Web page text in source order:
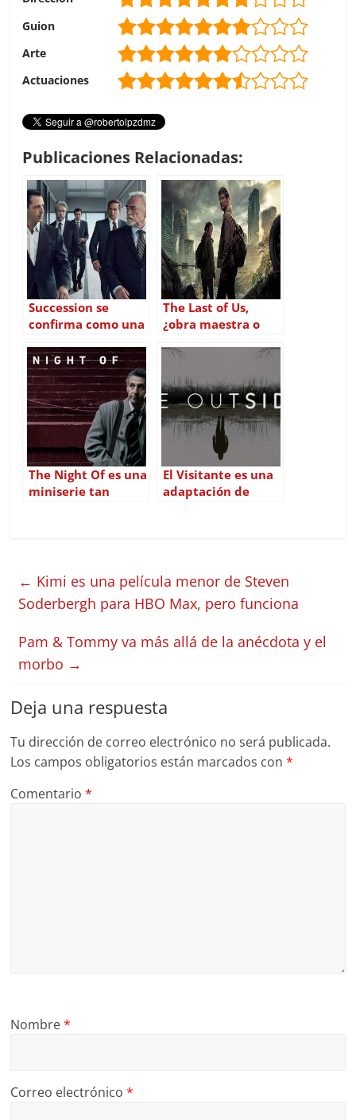
Guion
Arte
Actuaciones
Publicaciones Relacionadas:
Succession se
confirma como una
series de la última
década
The Last of Us,
¿obra maestra o
The Night Of es una
miniserie tan
El Visitante es una
adaptación de
← Kimi es una película menor de Steven
Soderbergh para HBO Max, pero funciona
Pam & Tommy va más allá de la anécdota y el
morbo →
Deja una respuesta
Tu dirección de correo electrónico no será publicada.
Los campos obligatorios están marcados con*
Comentario*
Nombre*
Correo electrónico*